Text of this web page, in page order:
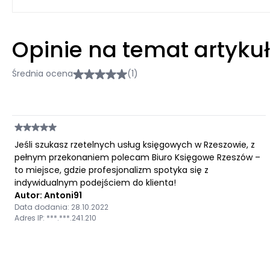
Opinie na temat
Średnia ocena (1)
Jeśli szukasz rzetelnych usług księgowych w Rzeszowie, z
pełnym przekonaniem polecam Biuro Księgowe Rzeszów –
to miejsce, gdzie profesjonalizm spotyka się z
indywidualnym podejściem do klienta!
Autor: Antoni91
Data dodania: 28.10.2022
Adres IP: ***.***.241.210